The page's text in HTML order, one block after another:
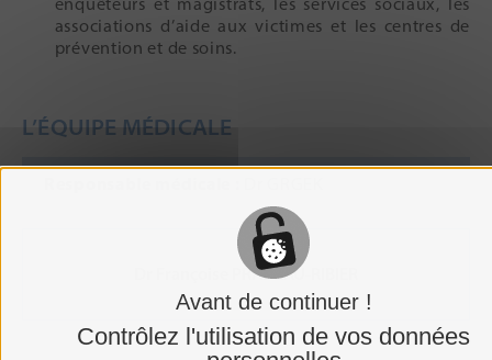
associations d’aide aux victimes et les centres de
prévention et de soins.
L’ÉQUIPE MÉDICALE
Dr Françoise PRADEAU-RIBIER
Avant de continuer !
Contrôlez l'utilisation de vos données